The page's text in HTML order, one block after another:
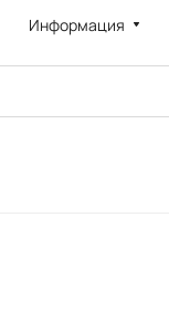
Информация